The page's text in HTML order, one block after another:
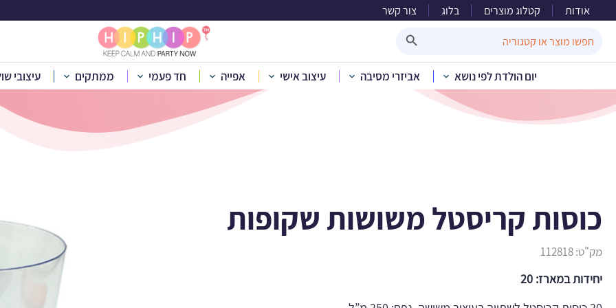
אודות קטלוג מוצרים בלוג צור קשר
for:
יום הולדת לפי נושא אביזרי מסיבה עיצוב אישי אפייה חד פעמי ממתקים עיצובי
כוסות קריסטל משושות
בית»קטלוג מוצרים»חד פעמי חד פעמי מתכלה»כוסות כוסות מהודרות כוסות
כוסות קריסטל משושות שקופות
מק"ט:112818
יחידות במארז: 20